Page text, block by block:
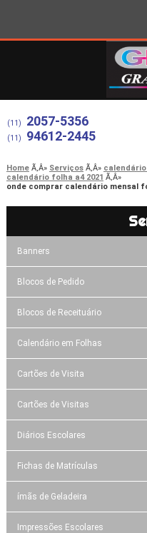
(11) 2057-5356
(11) 94612-2445
Home Serviços
calendário folha a4 2021
onde comprar calendário mensal
Banners
Blocos de Pedido
Blocos de Receituário
Calendário em Folhas
Cartões de Visita
Cartões de Visitas
Diários Escolares
Fichas de Matrículas
ímãs de Geladeira
Impressões Escolares